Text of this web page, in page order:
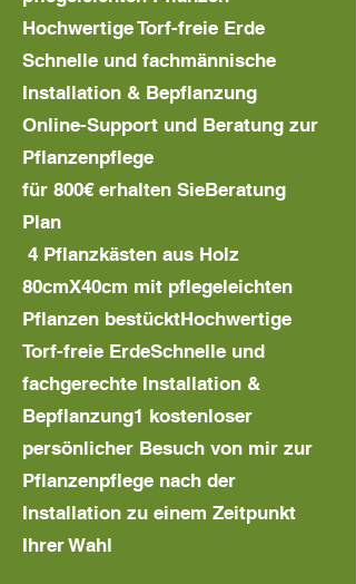
Hochwertige Torf-freie Erde
Schnelle und fachmännische
Installation & Bepflanzung
Online-Support und Beratung zur
Pflanzenpflege
für 800€ erhalten SieBeratung
Plan
4 Pflanzkästen aus Holz
80cmX40cm mit pflegeleichten
Pflanzen bestücktHochwertige
Torf-freie ErdeSchnelle und
fachgerechte Installation &
Bepflanzung1 kostenloser
persönlicher Besuch von mir zur
Pflanzenpflege nach der
Installation zu einem Zeitpunkt
Ihrer Wahl